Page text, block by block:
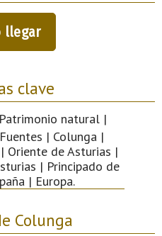
llegar
clave
natural |
| Colunga |
Oriente de Asturias |
| Principado de
| Europa.
Colunga